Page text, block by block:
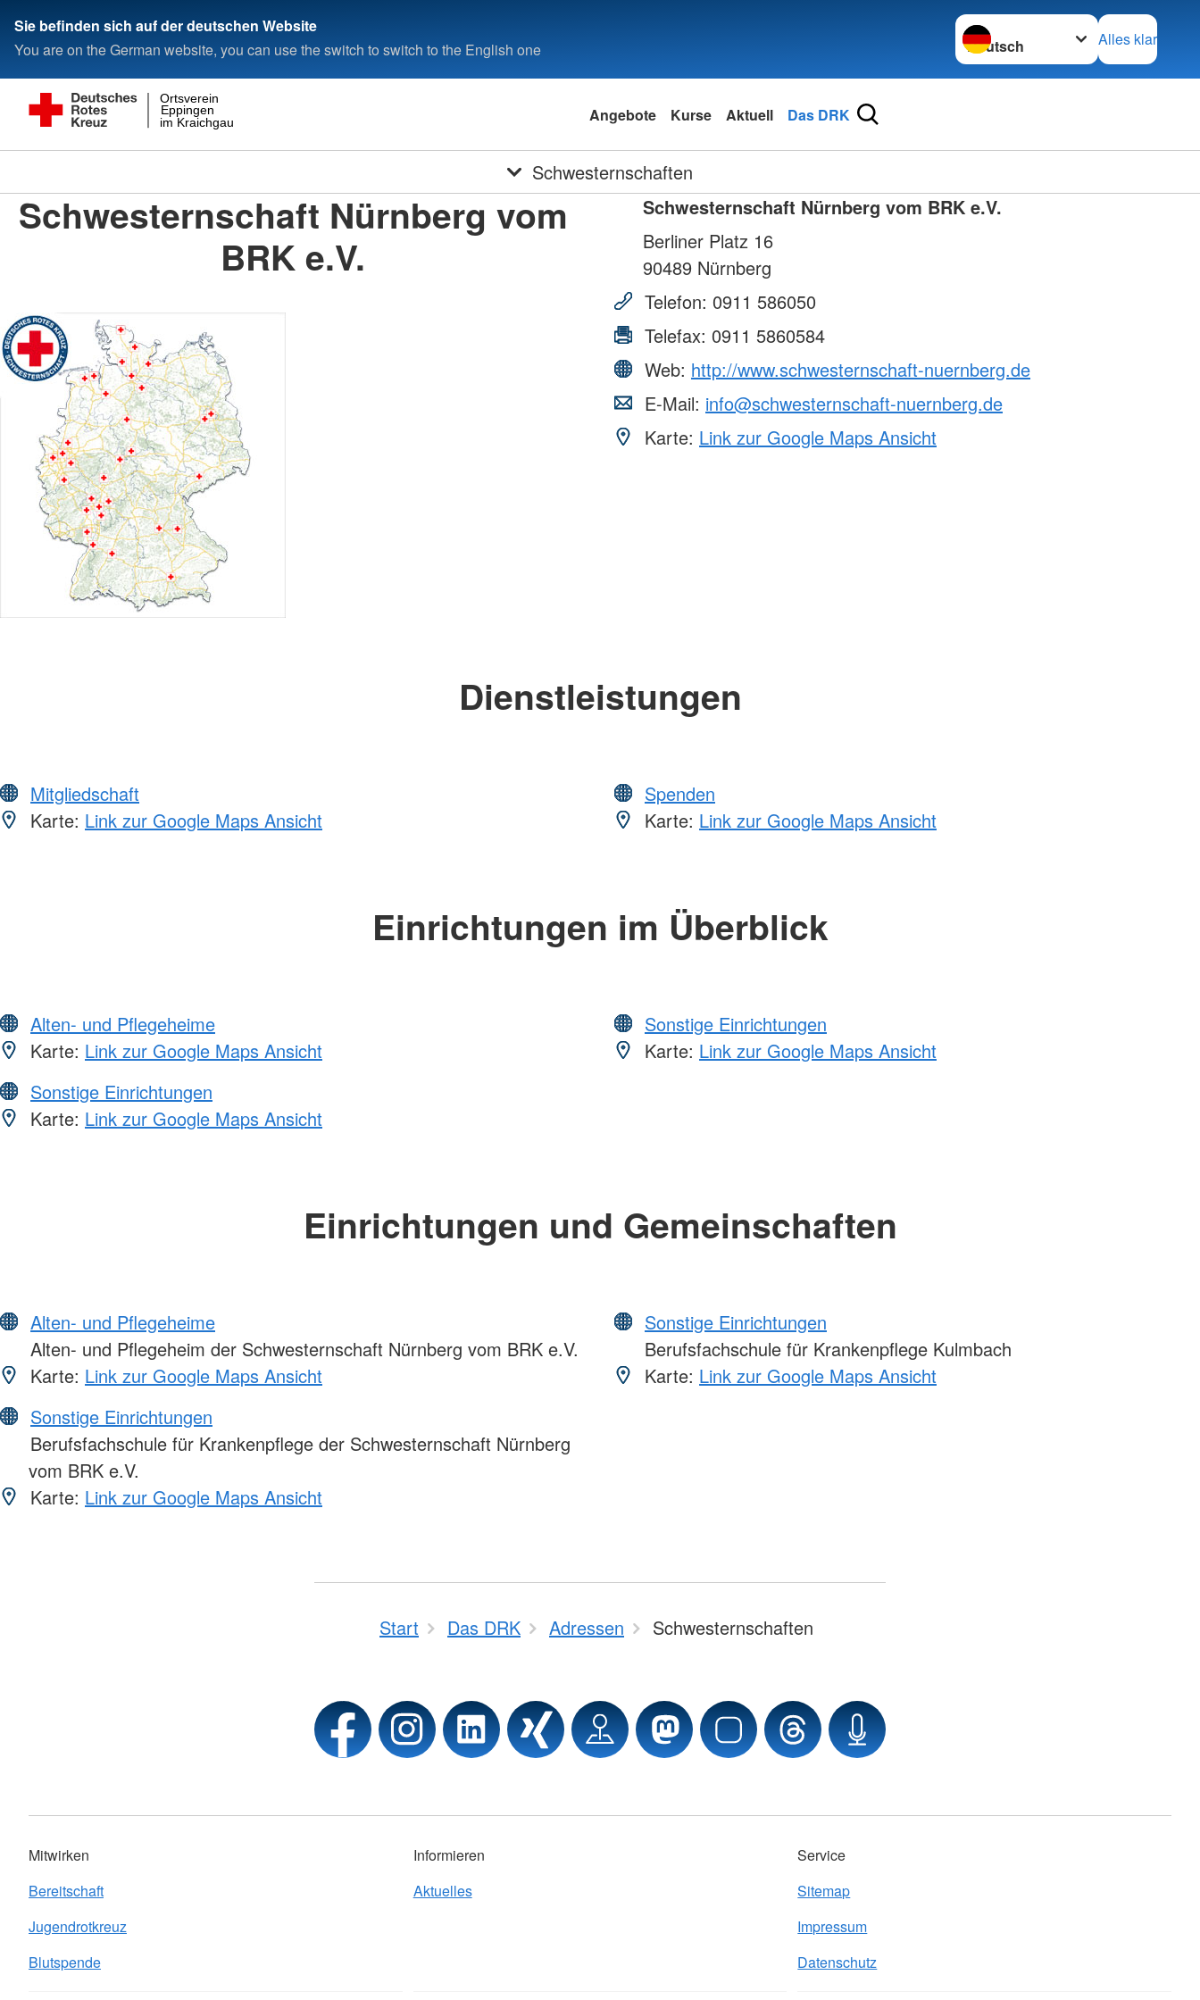
Sie befinden sich auf der deutschen Website
You are on the German website, you can use the switch to switch to the English one
Sprache wechseln zu
Alles klar
im Kraichgau
Eppingen
Ortsverein
Angebote Kurse Aktuell Das DRK
Schwesternschaften
Schwesternschaft Nürnberg vom
BRK e.V.
Schwesternschaft Nürnberg vom BRK e.V.
Berliner Platz 16
90489 Nürnberg
Telefon: 0911 586050
Telefax: 0911 5860584
Web: http://www.schwesternschaft-nuernberg.de
E-Mail: info@schwesternschaft-nuernberg.de
Karte: Link zur Google Maps Ansicht
Dienstleistungen
Mitgliedschaft
Karte: Link zur Google Maps Ansicht
Spenden
Karte: Link zur Google Maps Ansicht
Einrichtungen im Überblick
Alten- und Pflegeheime
Karte: Link zur Google Maps Ansicht
Sonstige Einrichtungen
Karte: Link zur Google Maps Ansicht
Sonstige Einrichtungen
Karte: Link zur Google Maps Ansicht
Einrichtungen und Gemeinschaften
Alten- und Pflegeheime
Alten- und Pflegeheim der Schwesternschaft Nürnberg vom BRK e.V.
Karte: Link zur Google Maps Ansicht
Sonstige Einrichtungen
Berufsfachschule für Krankenpflege der Schwesternschaft Nürnberg
vom BRK e.V.
Karte: Link zur Google Maps Ansicht
Sonstige Einrichtungen
Berufsfachschule für Krankenpflege Kulmbach
Karte: Link zur Google Maps Ansicht
Start Das DRK Adressen Schwesternschaften
Mitwirken
Bereitschaft
Jugendrotkreuz
Blutspende
Informieren
Aktuelles
Service
Sitemap
Impressum
Datenschutz